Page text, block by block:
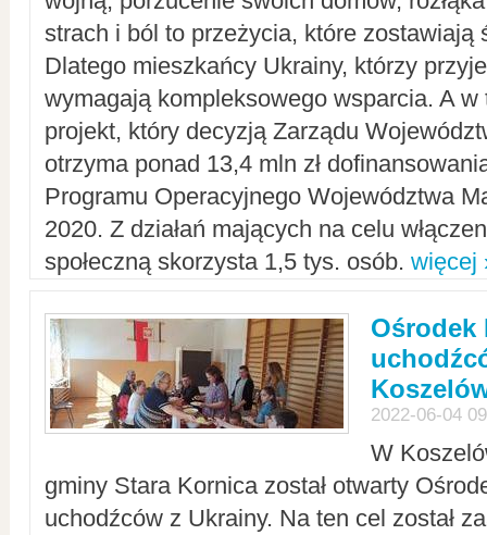
strach i ból to przeżycia, które zostawiają
Dlatego mieszkańcy Ukrainy, którzy
wymagają kompleksowego wsparcia. A w
projekt, który decyzją Zarządu
otrzyma ponad 13,4 mln zł
Programu Operacyjnego Województwa
2020. Z działań mających na celu
społeczną skorzysta 1,5 tys. osób. więcej
Ośrodek
2022-06-04
W
gminy Stara Kornica został otwarty
uchodźców z Ukrainy. Na ten cel został